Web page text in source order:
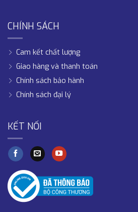
CHÍNH SÁCH
Cam kết chất lượng
Giao hàng và thanh toán
Chính sách bảo hành
Chính sách đại lý
KẾT NỐI